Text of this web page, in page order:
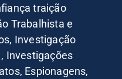
traição
Trabalhista e
Investigação
Investigações
Espionagens,